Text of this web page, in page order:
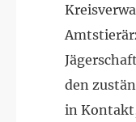
den
in